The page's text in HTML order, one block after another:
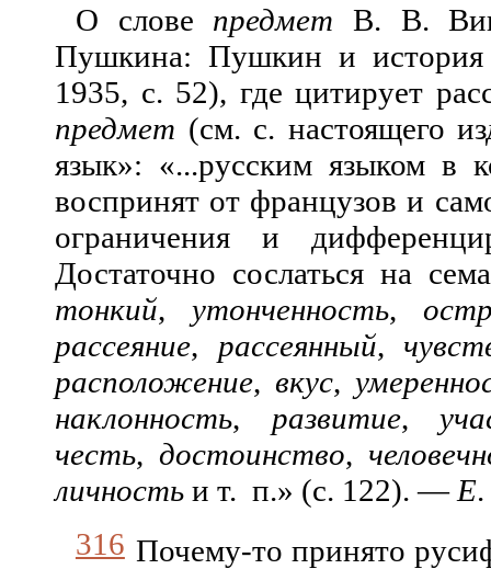
О слове предмет В. В.
Пушкина: Пушкин и история
1935, с. 52), где цитирует
предмет (см. с. настоящего
язык»: «...русским языком
воспринят от французов и
ограничения и
Достаточно сослаться на
тонкий,утонченность,
рассеяние, рассеянный,
расположение, вкус,
наклонность, развитие,
честь, достоинство,
личность и т. п.» (с. 122). — Е.
316 Почему-то принято